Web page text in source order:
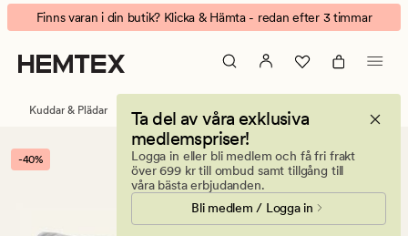
Feather
innerkudde
Animerad
banner.
Klicka
på
att
pausa.
Finns varan i din butik? Klicka & Hämta - redan efter 3 timmar
Ta del av våra exklusiva
medlemspriser!
Logga in eller bli medlem och få fri frakt
över 699 kr till ombud samt tillgång till
våra bästa erbjudanden.
Bli medlem / Logga in
Kuddar & Plädar Innerkuddar
-40%